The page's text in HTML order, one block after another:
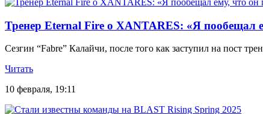
Тренер Eternal Fire о XANTARES: «Я пообещал
Сезгин “Fabre” Калайчи, после того как заступил на пост
Читать
10 февраля, 19:11